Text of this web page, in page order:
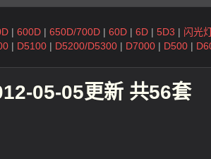
| 600D| 650D/700D| 60D| 6D| 5D3 | 闪光
| D5100| D5200/D5300| D7000| D500|
05-05更新 共56套